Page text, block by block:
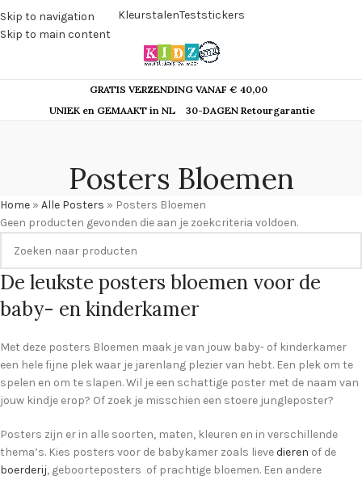
Skip to navigation
Skip to main content
KleurstalenTeststickers
GRATIS VERZENDING VANAF € 40,00
UNIEK en GEMAAKT in NL
30-DAGEN Retourgarantie
Posters Bloemen
Home » Alle Posters » Posters Bloemen
Geen producten gevonden die aan je zoekcriteria voldoen.
De leukste posters bloemen voor de
baby- en kinderkamer
Met deze posters Bloemen maak je van jouw baby- of kinderkamer
een hele fijne plek waar je jarenlang plezier van hebt. Een plek om te
spelen en om te slapen. Wil je een schattige poster met de naam van
jouw kindje erop? Of zoek je misschien een stoere jungleposter?
Posters zijn er in alle soorten, maten, kleuren en in verschillende
thema’s. Kies posters voor de babykamer zoals lievedieren of de
boerderij, geboorteposters of prachtige bloemen. Een andere